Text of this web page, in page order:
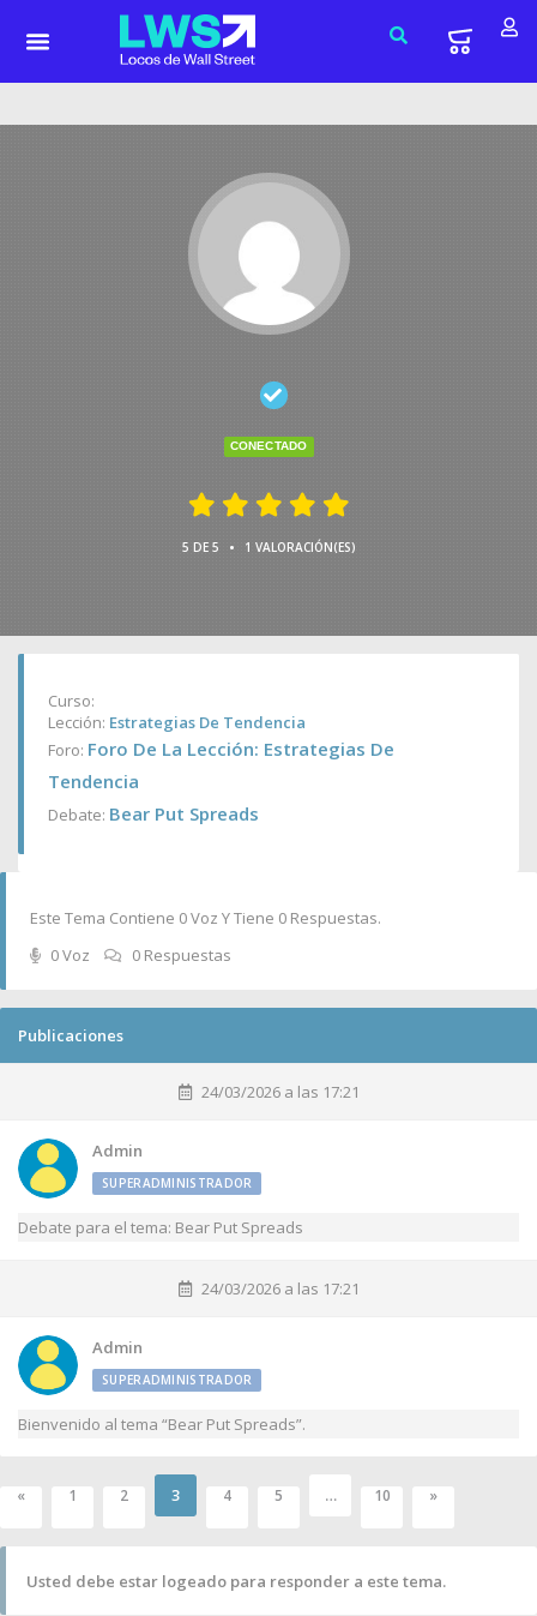
CONECTADO
5 DE 5 • 1 VALORACIÓN(ES)
Curso:
Lección: Estrategias De Tendencia
Foro: Foro De La Lección: Estrategias De
Tendencia
Debate: Bear Put Spreads
Este Tema Contiene 0 Voz Y Tiene 0 Respuestas.
0 Voz
0 Respuestas
Publicaciones
24/03/2026 a las 17:21
Admin
SUPERADMINISTRADOR
Debate para el tema: Bear Put Spreads
24/03/2026 a las 17:21
Admin
SUPERADMINISTRADOR
Bienvenido al tema “Bear Put Spreads”.
« 1 2 3 4 5 … 10 »
Usted debe estar logeado para responder a este tema.